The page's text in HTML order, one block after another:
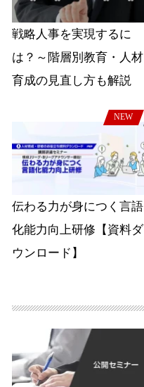
戦略人事を実現するに
は？～階層別教育・人材
育成の見直し方も解説
NEW
伝わる力が身につく言語
化能力向上研修【資料ダ
ウンロード】